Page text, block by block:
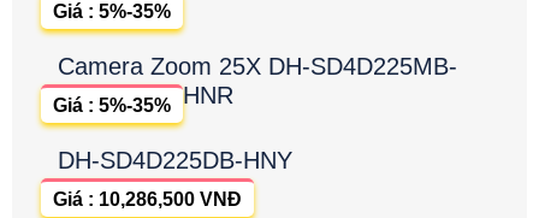
Giá : 5%-35%
Camera Zoom 25X DH-SD4D225MB-
HNR
Giá : 5%-35%
DH-SD4D225DB-HNY
Giá : 10,286,500 VNĐ